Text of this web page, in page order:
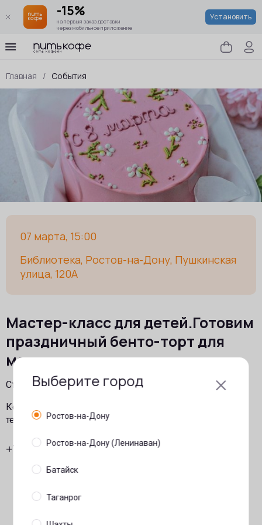
-15%
на первый заказ доставки
через мобильное приложение
Установить
Главная / События
07 марта, 15:00
Библиотека, Ростов-на-Дону, Пушкинская
улица, 120А
Мастер-класс для детей.Готовим
праздничный бенто-торт для
мам
Стоимость участия: 1000 р
Количество мест ограничено. Записывайтесь по
телефону.
+7(863)333-38-56
Выберите город
Ростов-на-Дону
Ростов-на-Дону (Ленинаван)
Батайск
Таганрог